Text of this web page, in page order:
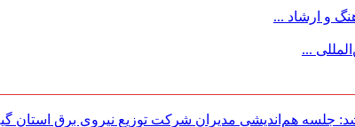
و ارشاد ...
...
هم‌اندیشی مدیران شركت توزیع نیروی برق استان